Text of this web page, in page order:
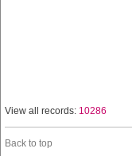
View all records: 10286
Back to top